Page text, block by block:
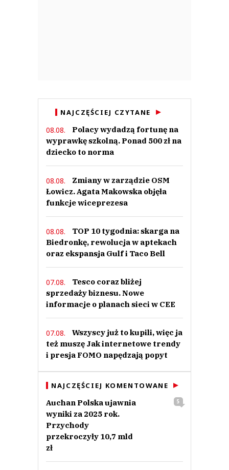
NAJCZĘŚCIEJ CZYTANE
08.08.
Polacy wydadzą fortunę na
wyprawkę szkolną. Ponad 500 zł na
dziecko to norma
08.08.
Zmiany w zarządzie OSM
Łowicz. Agata Makowska objęła
funkcje wiceprezesa
08.08.
TOP 10 tygodnia: skarga na
Biedronkę, rewolucja w aptekach
oraz ekspansja Gulf i Taco Bell
07.08.
Tesco coraz bliżej
sprzedaży biznesu. Nowe
informacje o planach sieci w CEE
07.08.
Wszyscy już to kupili, więc ja
też muszę Jak internetowe trendy
i presja FOMO napędzają popyt
NAJCZĘŚCIEJ KOMENTOWANE
Auchan Polska ujawnia
wyniki za 2025 rok.
Przychody
przekroczyły 10,7 mld
zł
5